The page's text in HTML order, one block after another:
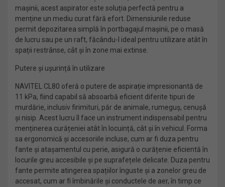
mașinii, acest aspirator este soluția perfectă pentru a
menține un mediu curat fără efort. Dimensiunile reduse
permit depozitarea simplă în portbagajul mașinii, pe o masă
de lucru sau pe un raft, făcându-l ideal pentru utilizare atât în
spații restrânse, cât și în zone mai extinse.
Putere și ușurință în utilizare
NAVITEL CL80 oferă o putere de aspirație impresionantă de
11 kPa, fiind capabil să absoarbă eficient diferite tipuri de
murdărie, inclusiv firimituri, păr de animale, rumeguș, cenușă
și nisip. Acest lucru îl face un instrument indispensabil pentru
menținerea curățeniei atât în locuință, cât și în vehicul. Forma
sa ergonomică și accesoriile incluse, cum ar fi duza pentru
fante și atașamentul cu perie, asigură o curățenie eficientă în
locurile greu accesibile și pe suprafețele delicate. Duza pentru
fante permite atingerea spațiilor înguste și a zonelor greu de
accesat, cum ar fi îmbinările și conductele de aer, în timp ce